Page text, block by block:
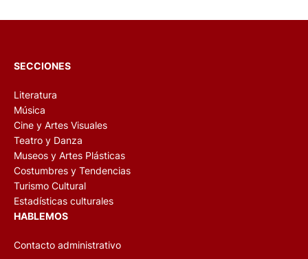
SECCIONES
Literatura
Música
Cine y Artes Visuales
Teatro y Danza
Museos y Artes Plásticas
Costumbres y Tendencias
Turismo Cultural
Estadísticas culturales
HABLEMOS
Contacto administrativo